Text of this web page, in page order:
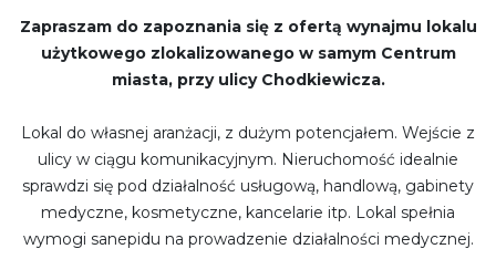
Zapraszam do zapoznania się z ofertą wynajmu lokalu
użytkowego zlokalizowanego w samym Centrum
miasta, przy ulicy Chodkiewicza.
Lokal do własnej aranżacji, z dużym potencjałem. Wejście z
ulicy w ciągu komunikacyjnym. Nieruchomość idealnie
sprawdzi się pod działalność usługową, handlową, gabinety
medyczne, kosmetyczne, kancelarie itp. Lokal spełnia
wymogi sanepidu na prowadzenie działalności medycznej.